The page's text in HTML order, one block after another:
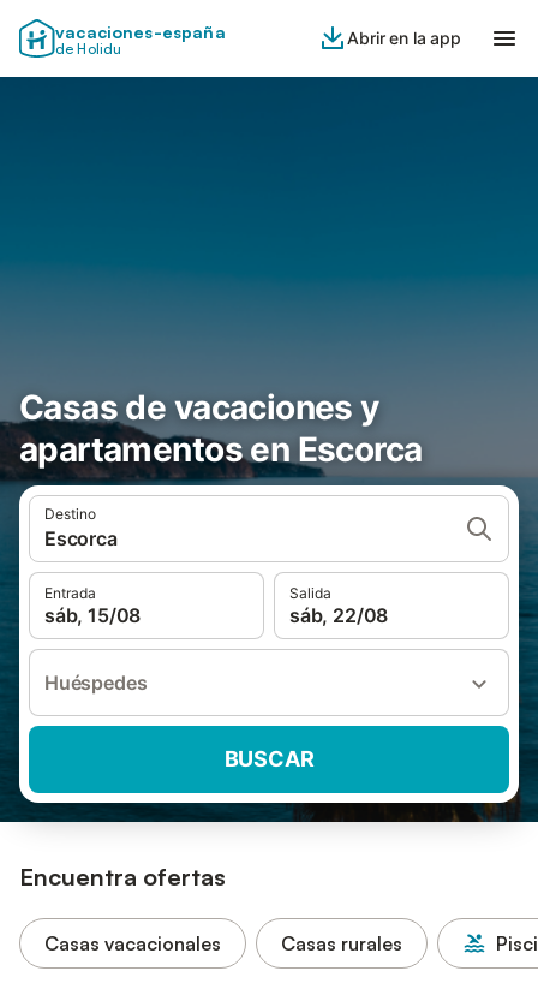
vacaciones-españa
de Holidu
Abrir en la app
Casas de vacaciones y
apartamentos en Escorca
Destino
Escorca
Entrada
sáb, 15/08
Salida
sáb, 22/08
Huéspedes
BUSCAR
Encuentra ofertas
Casas vacacionales Casas rurales